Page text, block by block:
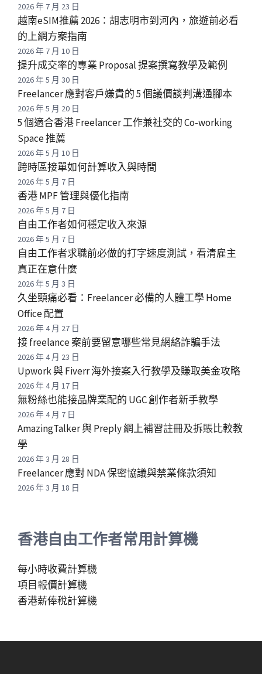
2026 年 7 月 23 日
越南eSIM推薦 2026：胡志明市到河內，旅遊前必看
的上網方案指南
2026 年 7 月 10 日
提升成交率的專業 Proposal 提案撰寫教學及範例
2026 年 5 月 30 日
Freelancer 應對客戶嫌貴的 5 個議價談判溝通腳本
2026 年 5 月 20 日
5 個適合香港 Freelancer 工作兼社交的 Co-working
Space 推薦
2026 年 5 月 10 日
跨時區接單如何計算收入與時間
2026 年 5 月 7 日
香港 MPF 管理與優化指南
2026 年 5 月 7 日
自由工作者如何穩定收入來源
2026 年 5 月 7 日
自由工作者求職前必做的打字速度測試，看清雇主
真正在意什麼
2026 年 5 月 3 日
久坐頸痛必看：Freelancer 必備的人體工學 Home
Office 配置
2026 年 4 月 27 日
接 freelance 案前要留意哪些常見網絡詐騙手法
2026 年 4 月 23 日
Upwork 與 Fiverr 海外接案入行教學及賺取美金攻略
2026 年 4 月 17 日
無粉絲也能接品牌業配的 UGC 創作者新手教學
2026 年 4 月 7 日
AmazingTalker 與 Preply 網上補習註冊及拆賬比較教
學
2026 年 3 月 28 日
Freelancer 應對 NDA 保密協議與禁業條款須知
2026 年 3 月 18 日
香港自由工作者常用計算機
每小時收費計算機
項目報價計算機
香港薪俸稅計算機